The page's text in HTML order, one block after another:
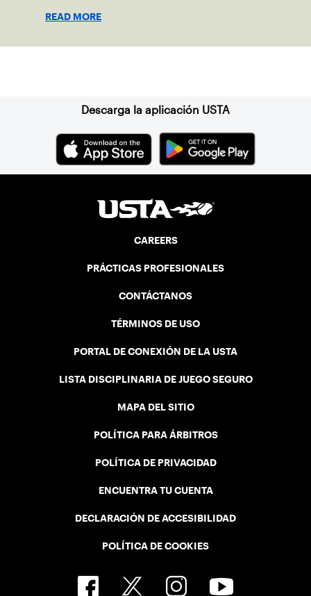
READ MORE
Descarga la aplicación USTA
CAREERS
PRÁCTICAS PROFESIONALES
CONTÁCTANOS
TÉRMINOS DE USO
PORTAL DE CONEXIÓN DE LA USTA
LISTA DISCIPLINARIA DE JUEGO SEGURO
MAPA DEL SITIO
POLÍTICA PARA ÁRBITROS
POLÍTICA DE PRIVACIDAD
ENCUENTRA TU CUENTA
DECLARACIÓN DE ACCESIBILIDAD
POLÍTICA DE COOKIES